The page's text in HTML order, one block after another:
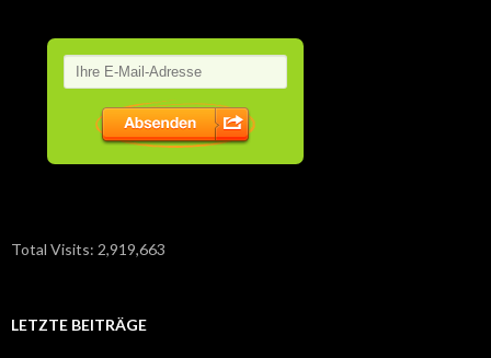
Total Visits: 2,919,663
LETZTE BEITRÄGE